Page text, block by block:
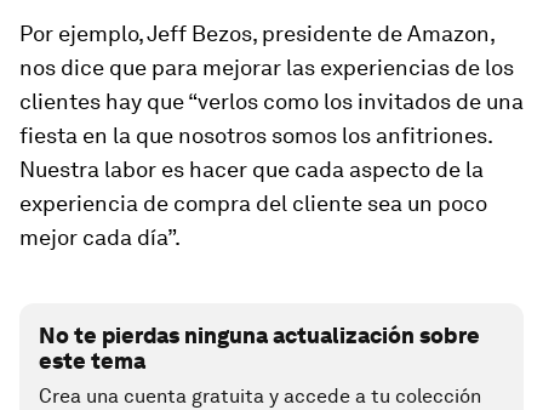
Por ejemplo, Jeff Bezos, presidente de Amazon,
nos dice que para mejorar las experiencias de los
clientes hay que “verlos como los invitados de una
fiesta en la que nosotros somos los anfitriones.
Nuestra labor es hacer que cada aspecto de la
experiencia de compra del cliente sea un poco
mejor cada día”.
No te pierdas ninguna actualización sobre
este tema
Crea una cuenta gratuita y accede a tu colección